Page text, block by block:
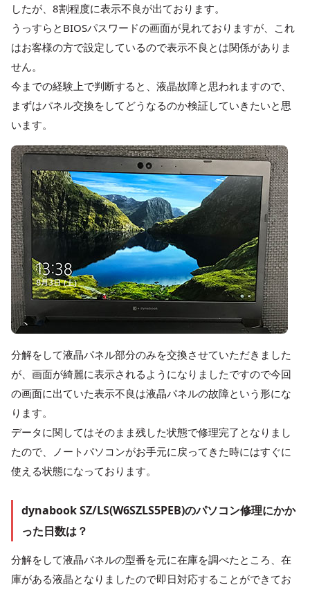
したが、8割程度に表示不良が出ております。
うっすらとBIOSパスワードの画面が見れておりますが、これ
はお客様の方で設定しているので表示不良とは関係がありま
せん。
今までの経験上で判断すると、液晶故障と思われますので、
まずはパネル交換をしてどうなるのか検証していきたいと思
います。
分解をして液晶パネル部分のみを交換させていただきました
が、画面が綺麗に表示されるようになりましたですので今回
の画面に出ていた表示不良は液晶パネルの故障という形にな
ります。
データに関してはそのまま残した状態で修理完了となりまし
たので、ノートパソコンがお手元に戻ってきた時にはすぐに
使える状態になっております。
dynabook SZ/LS(W6SZLS5PEB)のパソコン修理にかか
った日数は？
分解をして液晶パネルの型番を元に在庫を調べたところ、在
庫がある液晶となりましたので即日対応することができてお